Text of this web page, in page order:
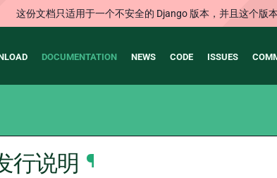
这份文档只适用于一个不安全的 Django 版本，并且这个版
DOCUMENTATION NEWS CODE ISSUES
行说明 ¶